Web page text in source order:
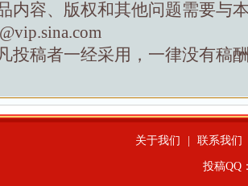
内容、版权和其他问题需要与
投稿者一经采用，一律没有稿
关于我们 联系我们
投稿QQ